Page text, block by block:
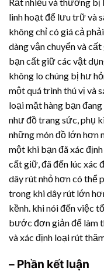
linh hoạt để lưu trữ và
không chỉ có giá cả
dàng vận chuyển và
bạn cất giữ các vật
không lo chúng bị hư
một quá trình thú vị và
loại mặt hàng bạn
như đồ trang sức, phụ
những món đồ lớn hơn
một khi bạn đã xác
cất giữ, đã đến lúc xác
dây rút nhỏ hơn có thể
trong khi dây rút lớn
kềnh. khi nói đến việc
bước đơn giản để làm
và xác định loại rút
– Phần kết luận